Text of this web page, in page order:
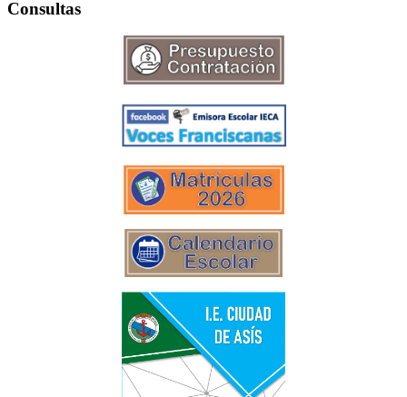
Consultas